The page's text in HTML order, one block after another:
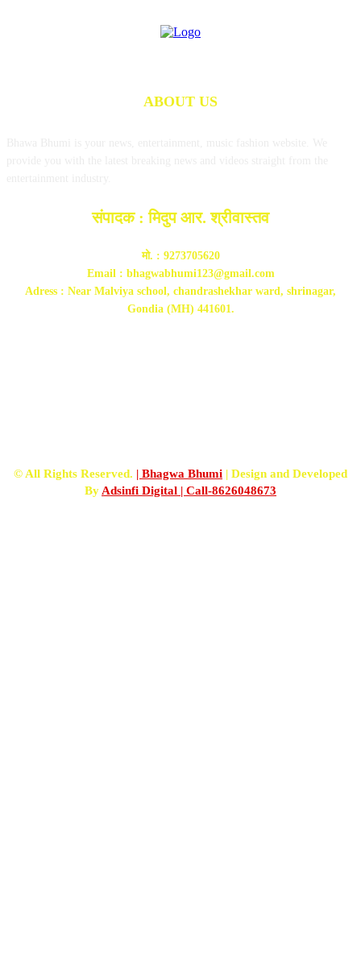
ABOUT US
संपादक : मिदुप आर. श्रीवास्तव
मो. : 9273705620
Email : bhagwabhumi123@gmail.com
Adress : Near Malviya school, chandrashekhar ward, shrinagar,
Gondia (MH) 441601.
© All Rights Reserved. | Bhagwa Bhumi | Design and Developed
By Adsinfi Digital | Call-8626048673